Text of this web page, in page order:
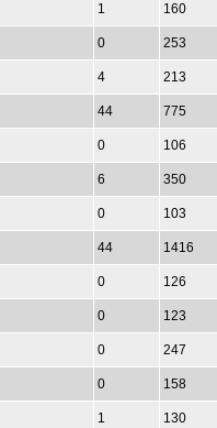
1 160
0 253
4 213
44 775
0 106
6 350
0 103
44 1416
0 126
0 123
0 247
0 158
1 130